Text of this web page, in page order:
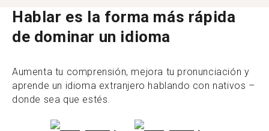
Hablar es la forma más rápida
de dominar un idioma
Aumenta tu comprensión, mejora tu pronunciación y
aprende un idioma extranjero hablando con nativos –
donde sea que estés.